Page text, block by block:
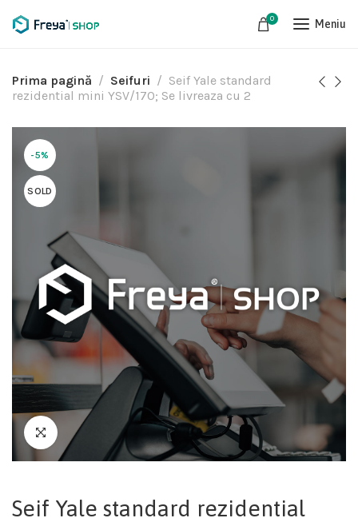
0 Meniu
Prima pagină Seifuri
Seif Yale standard
rezidential mini YSV/170; Se livreaza cu 2
-5%
SOLD
Seif Yale standard rezidential